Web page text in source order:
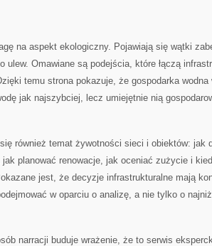
na aspekt ekologiczny. Pojawiają się wątki
ulew. Omawiane są podejścia, które łączą
temu strona pokazuje, że gospodarka
jak najszybciej, lecz umiejętnie nią
również temat żywotności sieci i obiektów: jak
planować renowacje, jak oceniać zużycie i
jest, że decyzje infrastrukturalne mają
w oparciu o analizę, a nie tylko o
narracji buduje wrażenie, że to serwis